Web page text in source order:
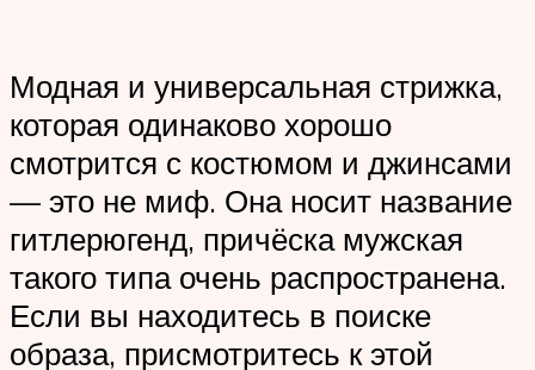
Модная и универсальная стрижка,
которая одинаково хорошо
смотрится с костюмом и джинсами
— это не миф. Она носит название
гитлерюгенд, причёска мужская
такого типа очень распространена.
Если вы находитесь в поиске
образа, присмотритесь к этой